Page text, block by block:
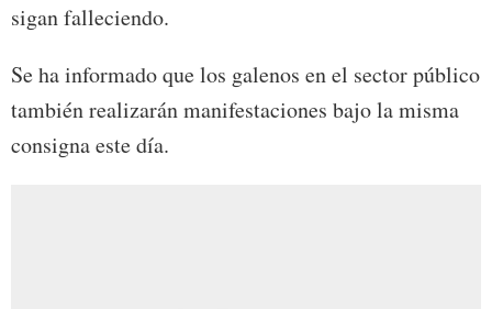
sigan falleciendo.
Se ha informado que los galenos en el sector público
también realizarán manifestaciones bajo la misma
consigna este día.